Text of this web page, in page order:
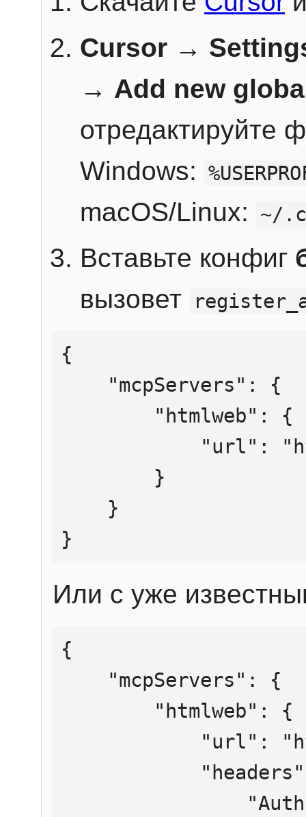
Cursor →
→ Add new
отредактируйте
Windows:
macOS/Linux: ~/
Вставьте конфиг
вызовет
{
}
Или с уже
{